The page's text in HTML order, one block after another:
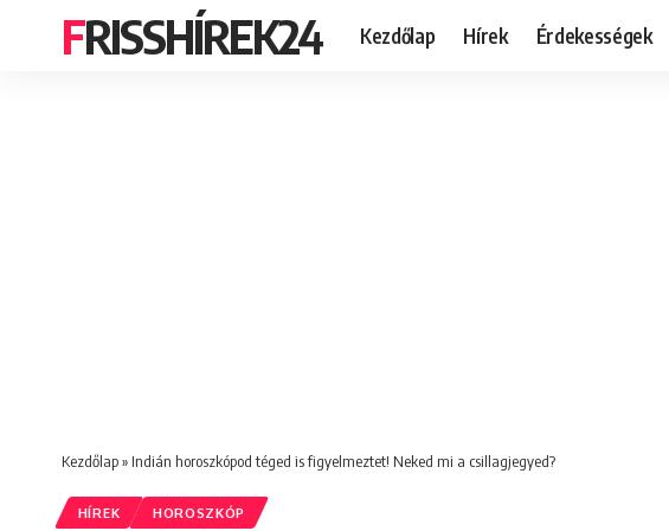
FRISSHÍREK24 Kezdőlap Hírek Érdekességek
Kezdőlap» Indián horoszkópod téged is figyelmeztet! Neked mi a csillagjegyed?
HÍREK HOROSZKÓP